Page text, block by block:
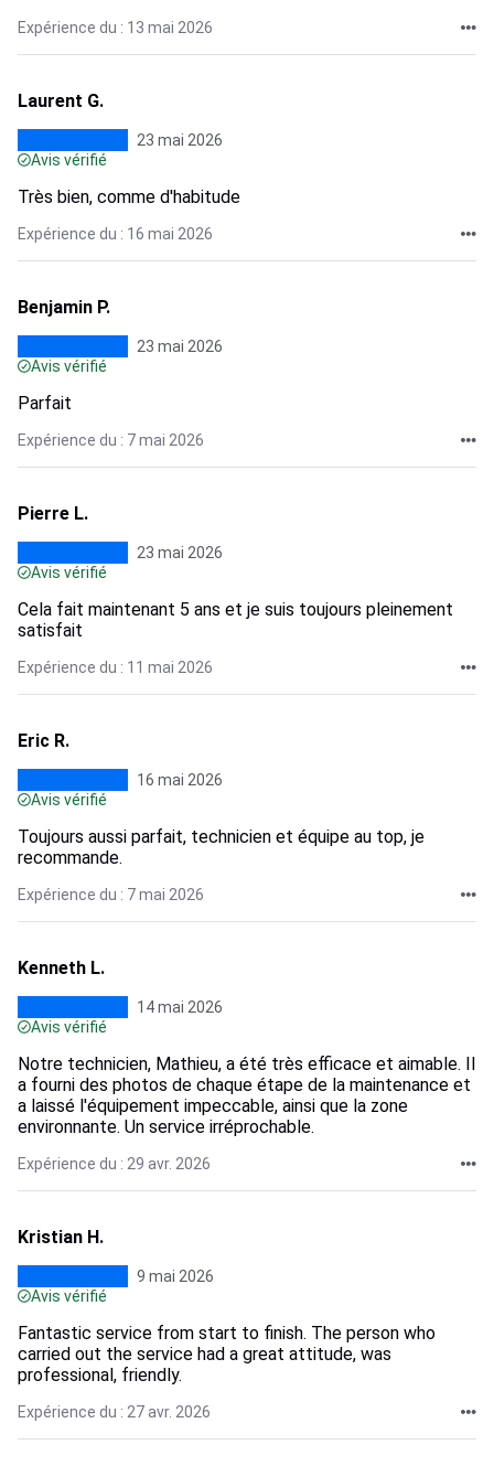
Expérience du : 13 mai 2026
Laurent G.
23 mai 2026
Avis vérifié
Très bien, comme d'habitude
Expérience du : 16 mai 2026
Benjamin P.
23 mai 2026
Avis vérifié
Parfait
Expérience du : 7 mai 2026
Pierre L.
23 mai 2026
Avis vérifié
Cela fait maintenant 5 ans et je suis toujours pleinement
satisfait
Expérience du : 11 mai 2026
Eric R.
16 mai 2026
Avis vérifié
Toujours aussi parfait, technicien et équipe au top, je
recommande.
Expérience du : 7 mai 2026
Kenneth L.
14 mai 2026
Avis vérifié
Notre technicien, Mathieu, a été très efficace et aimable. Il
a fourni des photos de chaque étape de la maintenance et
a laissé l'équipement impeccable, ainsi que la zone
environnante. Un service irréprochable.
Expérience du : 29 avr. 2026
Kristian H.
9 mai 2026
Avis vérifié
Fantastic service from start to finish. The person who
carried out the service had a great attitude, was
professional, friendly.
Expérience du : 27 avr. 2026